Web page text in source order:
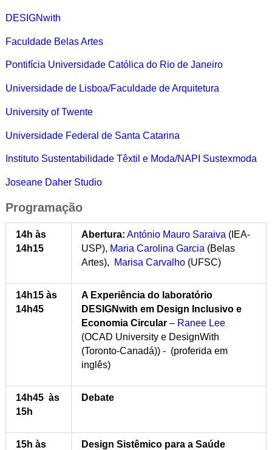
DESIGNwith
Faculdade Belas Artes
Pontifícia Universidade Católica do Rio de Janeiro
Universidade de Lisboa/Faculdade de Arquitetura
University of Twente
Universidade Federal de Santa Catarina
Instituto Sustentabilidade Têxtil e Moda/NAPI Sustexmoda
Joseane Daher Studio
Programação
14h às
14h15
Abertura: António Mauro Saraiva (IEA-
USP), Maria Carolina Garcia (Belas
Artes),
Marisa Carvalho(UFSC)
14h15 às
14h45
A Experiência do laboratório
DESIGNwith em Design Inclusivo e
Economia Circular– Ranee Lee
(OCAD University e DesignWith
(Toronto-Canadá)) - (proferida em
inglês)
14h45 às
15h
Debate
15h às
Design Sistêmico para a Saúde